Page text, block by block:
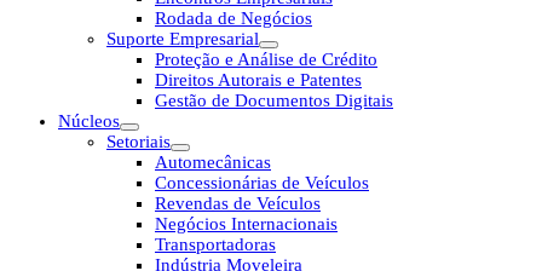
Rodada de Negócios
Suporte Empresarial
Proteção e Análise de Crédito
Direitos Autorais e Patentes
Gestão de Documentos Digitais
Núcleos
Setoriais
Automecânicas
Concessionárias de Veículos
Revendas de Veículos
Negócios Internacionais
Transportadoras
Indústria Moveleira